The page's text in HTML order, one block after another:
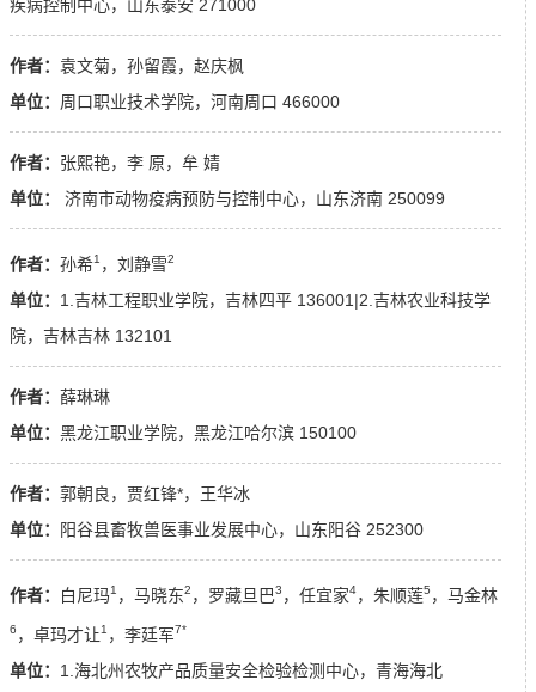
疾病控制中心，山东泰安 271000
作者： 袁文菊，孙留霞，赵庆枫
单位： 周口职业技术学院，河南周口 466000
作者： 张熙艳，李 原，牟 婧
单位：
济南市动物疫病预防与控制中心，山东济南 250099
作者： 孙希1 ，刘静雪2
单位： 1.吉林工程职业学院，吉林四平 136001|2.吉林农业科技学
院，吉林吉林 132101
作者： 薛琳琳
单位： 黑龙江职业学院，黑龙江哈尔滨 150100
作者： 郭朝良，贾红锋*，王华冰
单位：
阳谷县畜牧兽医事业发展中心，山东阳谷 252300
作者： 白尼玛1 ，马晓东2 ，罗藏旦巴3 ，任宜家4，朱顺莲5 ，马金林
6 ，卓玛才让1 ，李廷军7*
单位： 1.海北州农牧产品质量安全检验检测中心，青海海北